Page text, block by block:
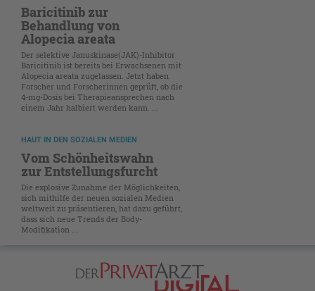
Baricitinib zur
Behandlung von
Alopecia areata
Der selektive Januskinase(JAK)-Inhibitor
Baricitinib ist bereits bei Erwachsenen mit
Alopecia areata zugelassen. Jetzt haben
Forscher und Forscherinnen geprüft, ob die
4-mg-Dosis bei Therapieansprechen nach
einem Jahr halbiert werden kann. ...
HAUT IN DEN SOZIALEN MEDIEN
Vom Schönheitswahn
zur Entstellungsfurcht
Die explosive Zunahme der Möglichkeiten,
sich mithilfe der neuen sozialen Medien
weltweit zu präsentieren, hat dazu geführt,
dass sich neue Trends der Body-
Modifikation ...